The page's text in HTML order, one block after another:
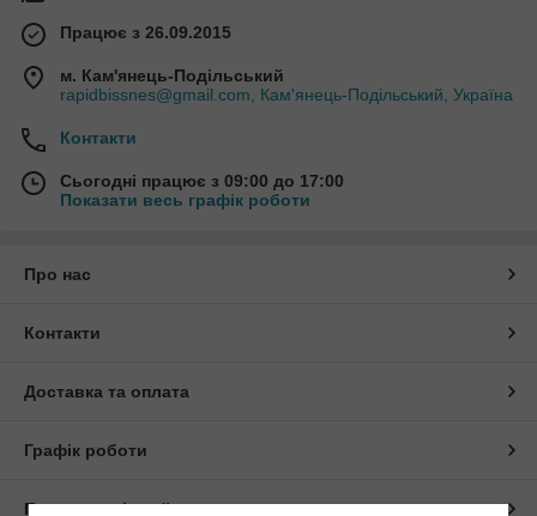
Працює з 26.09.2015
м. Кам'янець-Подільський
rapidbissnes@gmail.com, Кам'янець-Подільський, Україна
Контакти
Сьогодні працює з 09:00 до 17:00
Показати весь графік роботи
Про нас
Контакти
Доставка та оплата
Графік роботи
Повна версія сайту